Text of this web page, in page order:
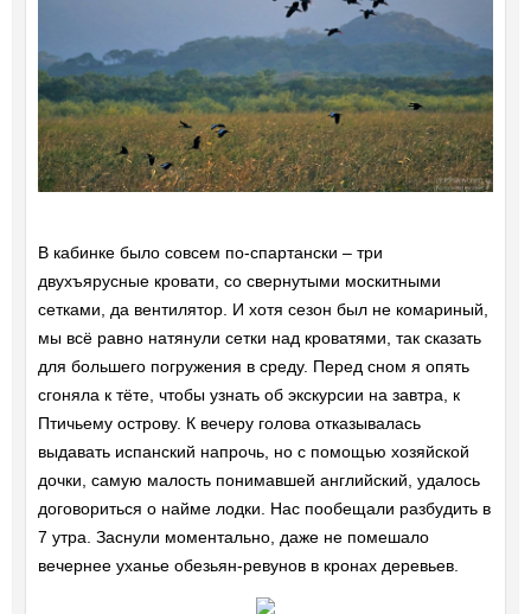
В кабинке было совсем по-спартански – три
двухъярусные кровати, со свернутыми москитными
сетками, да вентилятор. И хотя сезон был не комариный,
мы всё равно натянули сетки над кроватями, так сказать
для большего погружения в среду. Перед сном я опять
сгоняла к тёте, чтобы узнать об экскурсии на завтра, к
Птичьему острову. К вечеру голова отказывалась
выдавать испанский напрочь, но с помощью хозяйской
дочки, самую малость понимавшей английский, удалось
договориться о найме лодки. Нас пообещали разбудить в
7 утра. Заснули моментально, даже не помешало
вечернее уханье обезьян-ревунов в кронах деревьев.